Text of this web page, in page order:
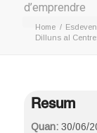
d’emprendre
Home /
Dilluns al
Resum
Quan:30/06/